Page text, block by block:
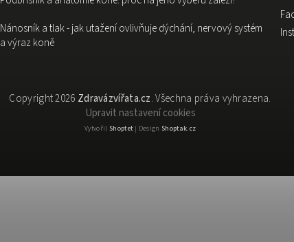
Nánosník a tlak - jak utažení ovlivňuje dýchání, nervový systém
a výraz koně
Copyright 2026 Zdravázvířata.cz. Všechna práva vyhrazena.
Upravit nastavení cookies
Vytvořil Shoptet| Design Shoptak.cz